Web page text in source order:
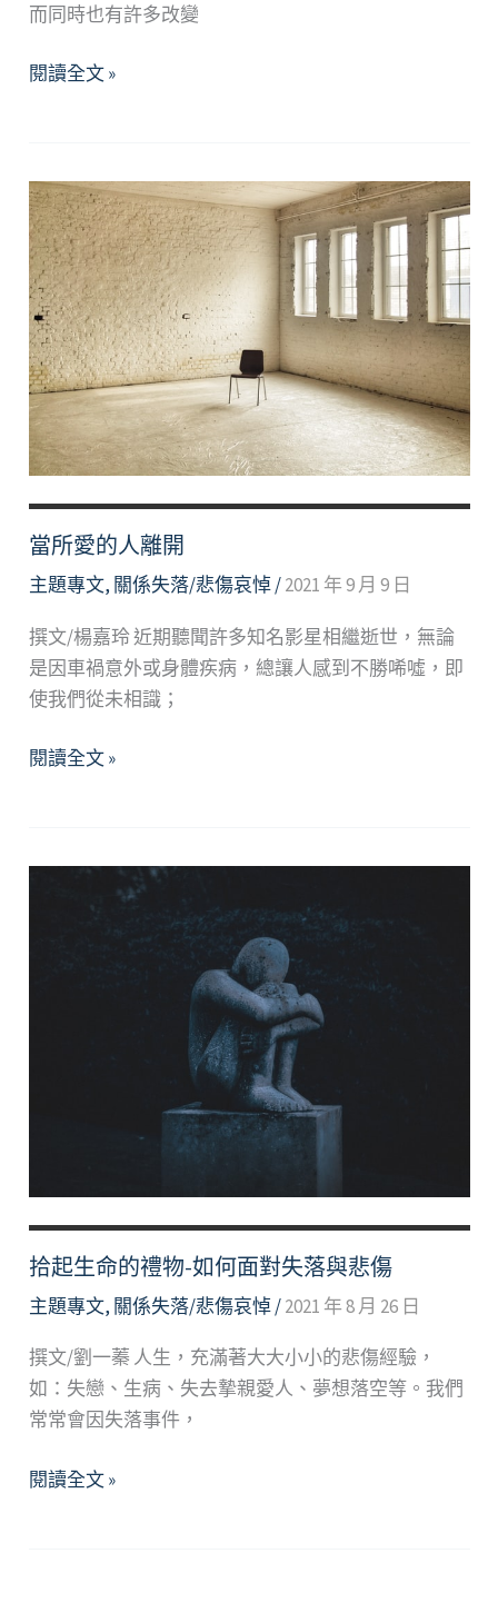
而同時也有許多改變
看
代
表
不
存
在
—
認
識
失
落
閱讀全文 »
當所愛的人離開
主題專文, 關係失落/悲傷哀悼/2021 年 9 月 9 日
撰文/楊嘉玲 近期聽聞許多知名影星相繼逝世，無論
是因車禍意外或身體疾病，總讓人感到不勝唏噓，即
使我們從未相識；
當
閱讀全文 »
拾起生命的禮物-如何面對失落與悲傷
主題專文, 關係失落/悲傷哀悼/2021 年 8 月 26 日
撰文/劉一蓁 人生，充滿著大大小小的悲傷經驗，
如：失戀、生病、失去摯親愛人、夢想落空等。我們
常常會因失落事件，
拾
閱讀全文 »